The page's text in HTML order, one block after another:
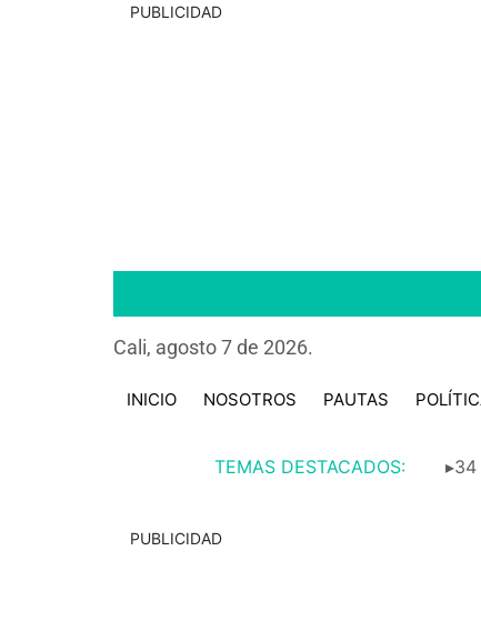
PUBLICIDAD
Cali, agosto 7 de 2026.
INICIO NOSOTROS PAUTAS
TEMAS DESTACADOS: ▸34
PUBLICIDAD